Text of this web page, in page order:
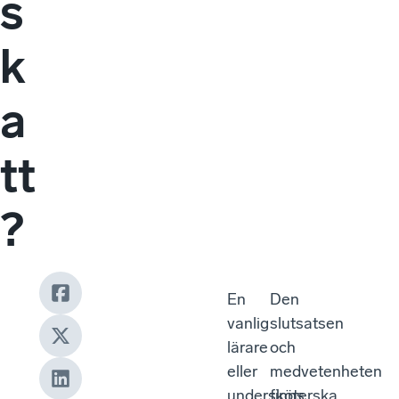
s
k
a
tt
?
En
vanlig
lärare
eller
Den
slutsatsen
och
medvetenheten